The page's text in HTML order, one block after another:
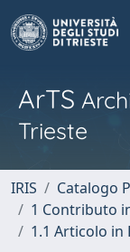
ArTS
Trieste
IRIS
Catalogo
1 Contributo
1.1 Articolo in